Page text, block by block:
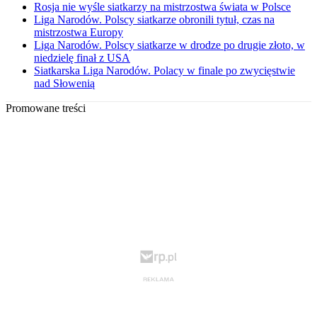
Rosja nie wyśle siatkarzy na mistrzostwa świata w Polsce
Liga Narodów. Polscy siatkarze obronili tytuł, czas na
mistrzostwa Europy
Liga Narodów. Polscy siatkarze w drodze po drugie złoto, w
niedzielę finał z USA
Siatkarska Liga Narodów. Polacy w finale po zwycięstwie
nad Słowenią
Promowane treści